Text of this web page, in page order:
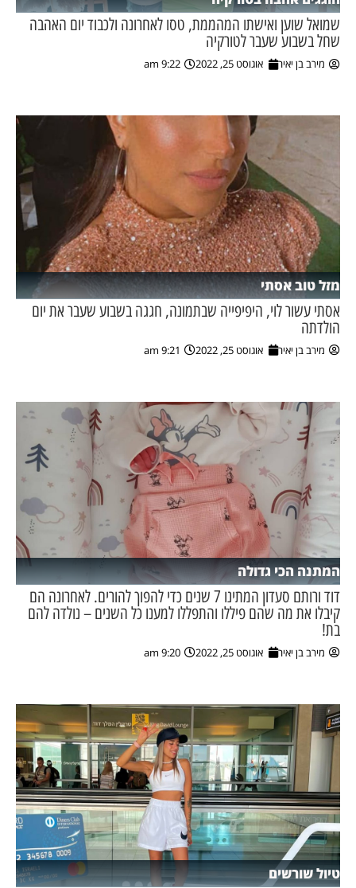
שמואל שוען ואישתו המהממת, טסו לאחרונה ולכבוד יום האהבה
שחל בשבוע שעבר לטורקיה
מירב בן יאיר אוגוסט 25, 2022 9:22 am
מזל טוב אסתי
אסתי עשור לוי, היפיפייה שבתמונה, חגגה בשבוע שעבר את יום
הולדתה
מירב בן יאיר אוגוסט 25, 2022 9:21 am
המתנה הכי גדולה
דוד ורותם סעדון המתינו 7 שנים כדי להפוך להורים. לאחרונה הם
קיבלו את מה שהם פיללו והתפללו למענו כל השנים – נולדה להם
בת!
מירב בן יאיר אוגוסט 25, 2022 9:20 am
טיול שורשים